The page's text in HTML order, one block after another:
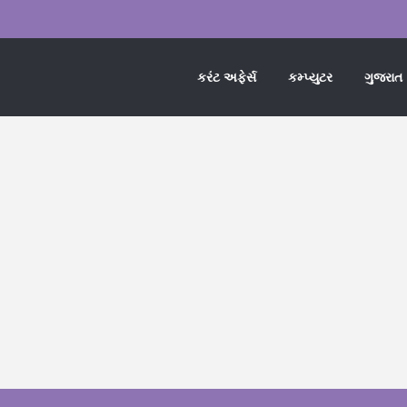
કરંટ અફેર્સ કમ્પ્યુટર ગુજરાત